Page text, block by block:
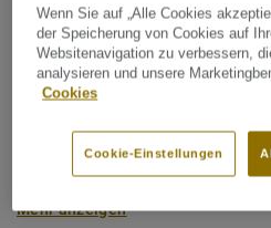
Schweißschnur
- Multicolour
zweier PVC-Bahnen verwendet
wasserdichte und geschlossene
Schweißschnüre sind erhältlich
Mehr anzeigen
Wenn Sie auf „Alle Cookies
der Speicherung von Cookies auf
Websitenavigation zu verbessern,
analysieren und unsere
Cookies
Cookie-Einstellungen